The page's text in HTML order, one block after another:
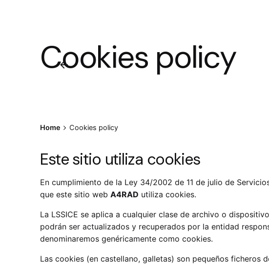
Cookies policy
Home Cookies policy
Este sitio utiliza cookies
En cumplimiento de la Ley 34/2002 de 11 de julio de
que este sitio web A4RAD utiliza cookies.
La LSSICE se aplica a cualquier clase de archivo o
podrán ser actualizados y recuperados por la entidad
denominaremos genéricamente como cookies.
Las cookies (en castellano, galletas) son pequeños